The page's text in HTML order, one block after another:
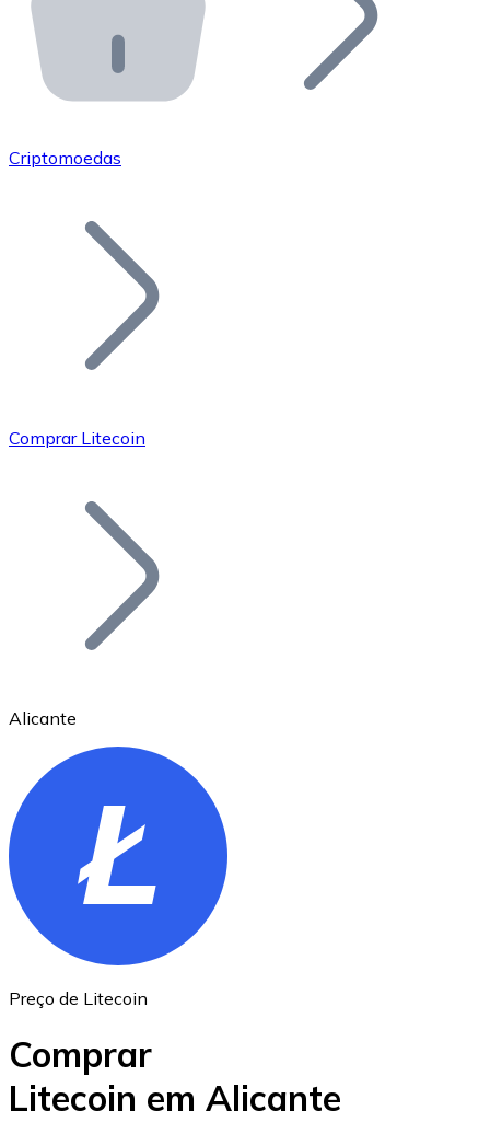
API Bitnovo
Integre nossa API no seu ecossistema.
Junte-se à nossa rede de revendedores e comercialize
Adicione o token do seu projeto ao nosso serviço de
Bitcoin
Ethereum
ETH
Criptomoedas
Comprar Litecoin
Alicante
Preço de Litecoin
Comprar
Litecoin em Alicante